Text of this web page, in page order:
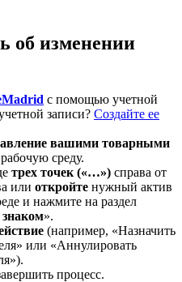
об изменении
с помощью учетной
записи? Создайте ее
вашими товарными
среду.
трех точек («…») справа от
или откройте нужный актив
и нажмите на раздел
».
(например, «Назначить
или «Аннулировать
процесс.